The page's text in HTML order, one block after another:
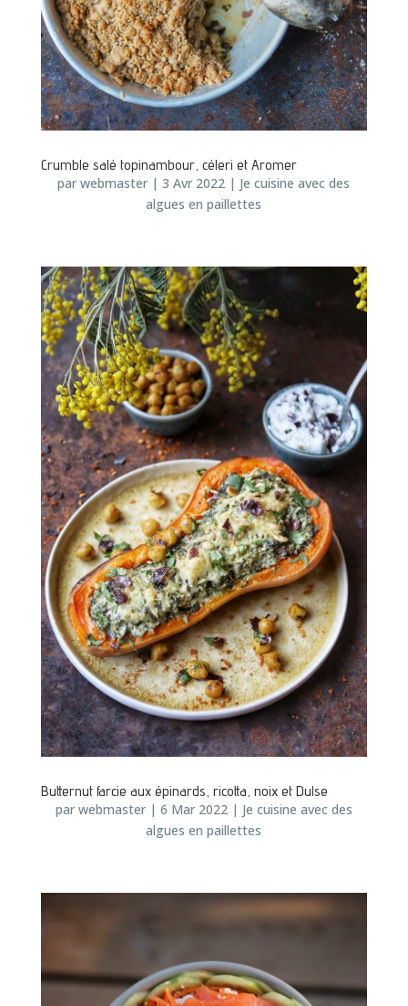
Crumble salé topinambour, céleri et Aromer
parwebmaster |3 Avr 2022 | Je cuisine avec des
algues en paillettes
Butternut farcie aux épinards, ricotta, noix et Dulse
par webmaster| 6 Mar 2022| Je cuisine avec des
algues en paillettes